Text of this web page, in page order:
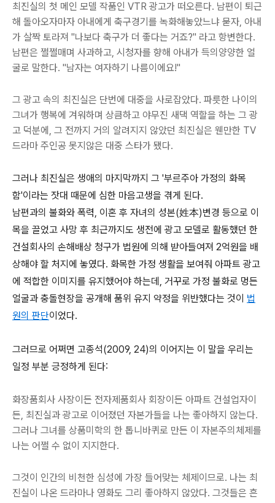
최진실의 첫 메인 모델 작품인 VTR 광고가 떠오른다. 남편이 퇴근
해 돌아오자마자 아내에게 축구경기를 녹화해놓았느냐 묻자, 아내
가 살짝 토라져 "나보다 축구가 더 좋다는 거죠?" 라고 항변한다.
남편은 쩔쩔매며 사과하고, 시청자를 향해 아내가 득의양양한 얼
굴로 말한다. "남자는 여자하기 나름이에요!"
그 광고 속의 최진실은 단번에 대중을 사로잡았다. 파릇한 나이의
그녀가 행복에 겨워하며 상큼하고 야무진 새댁 역할을 하는 그 광
고 덕분에, 그 전까지 거의 알려지지 않았던 최진실은 웬만한 TV
드라마 주인공 못지않은 대중 스타가 됐다.
그러나 최진실은 생애의 마지막까지 그 '부르주아 가정의 화목
함'이라는 잣대 때문에 심한 마음고생을 겪게 된다.
남편과의 불화와 폭력, 이혼 후 자녀의 성본(姓本)변경 등으로 이
목을 끌었고 사망 후 최근까지도 생전에 광고 모델로 활동했던 한
건설회사의 손해배상 청구가 법원에 의해 받아들여져 2억원을 배
상해야 할 처지에 놓였다. 화목한 가정 생활을 보여줘 아파트 광고
에 적합한 이미지를 유지했어야 하는데, 거꾸로 가정 불화로 멍든
얼굴과 충돌현장을 공개해 품위 유지 약정을 위반했다는 것이 법
원의 판단이었다.
그러므로 어쩌면 고종석(2009, 24)의 이어지는 이 말을 우리는
일정 부분 긍정하게 된다:
화장품회사 사장이든 전자제품회사 회장이든 아파트 건설업자이
든, 최진실과 광고로 이어졌던 자본가들을 나는 좋아하지 않는다.
그러나 그녀를 상품미학의 한 톱니바퀴로 만든 이 자본주의체제를
나는 어쩔 수 없이 지지한다.
그것이 인간의 비천한 심성에 가장 들어맞는 체제이므로. 나는 최
진실이 나온 드라마나 영화도 그리 좋아하지 않았다. 그것들은 흔